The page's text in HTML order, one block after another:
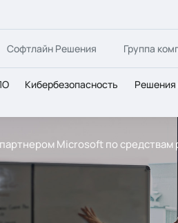
Софтлайн Решения Группа
Кибербезопасность Решения
Microsoft по средствам